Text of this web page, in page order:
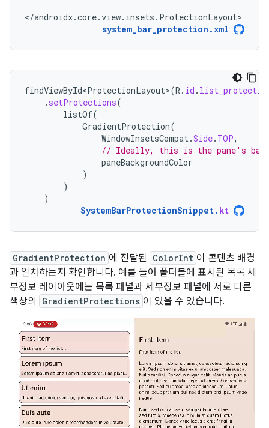
</androidx.core.view.insets.ProtectionLayout>
system_bar_protection.xml
findViewById<ProtectionLayout>(R . id .
. setProtections(
listOf(
GradientProtection(
WindowInsetsCompat.Side. TOP,
// Ideally, this is the pane's
paneBackgroundColor
)
)
)
SystemBarProtectionSnippet. kt
GradientProtection 에 전달된 ColorInt 이 콘텐츠 배경
과 일치하는지 확인합니다. 예를 들어 폴더블에 표시된 목록 세
부정보 레이아웃에는 목록 패널과 세부정보 패널에 서로 다른
색상의
GradientProtections 이 있을 수 있습니다.